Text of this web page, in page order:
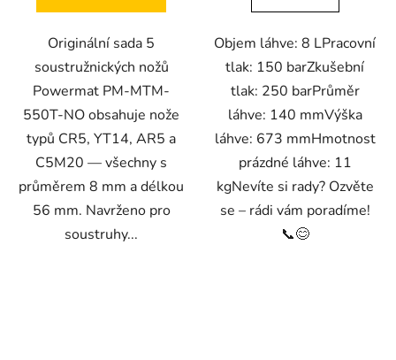
Originální sada 5
soustružnických nožů
Powermat PM-MTM-
550T-NO obsahuje nože
typů CR5, YT14, AR5 a
C5M20 — všechny s
průměrem 8 mm a délkou
56 mm. Navrženo pro
soustruhy...
Objem láhve: 8 LPracovní
tlak: 150 barZkušební
tlak: 250 barPrůměr
láhve: 140 mmVýška
láhve: 673 mmHmotnost
prázdné láhve: 11
kgNevíte si rady? Ozvěte
se – rádi vám poradíme!
📞😊